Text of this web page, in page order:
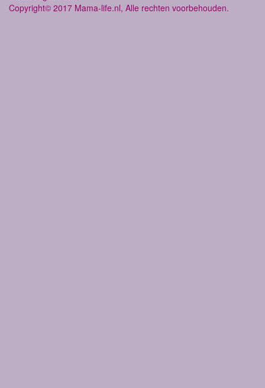
Copyright© 2017 Mama-life.nl, Alle rechten voorbehouden.